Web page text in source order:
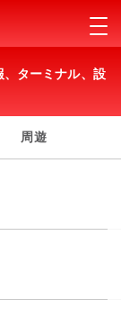
ターミナル、設
周遊